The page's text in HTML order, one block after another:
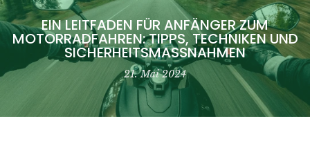
EIN LEITFADEN FÜR ANFÄNGER ZUM
MOTORRADFAHREN: TIPPS, TECHNIKEN UND
SICHERHEITSMASSNAHMEN
21. Mai 2024